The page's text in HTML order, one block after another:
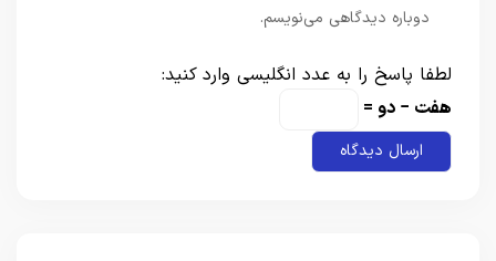
دوباره دیدگاهی می‌نویسم.
لطفا پاسخ را به عدد انگلیسی وارد کنید:
هفت − دو =